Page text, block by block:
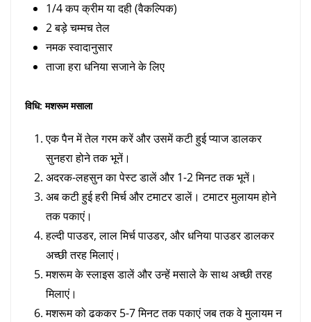
1/4 कप क्रीम या दही (वैकल्पिक)
2 बड़े चम्मच तेल
नमक स्वादानुसार
ताजा हरा धनिया सजाने के लिए
विधि: मशरूम मसाला
एक पैन में तेल गरम करें और उसमें कटी हुई प्याज डालकर
सुनहरा होने तक भूनें।
अदरक-लहसुन का पेस्ट डालें और 1-2 मिनट तक भूनें।
अब कटी हुई हरी मिर्च और टमाटर डालें। टमाटर मुलायम होने
तक पकाएं।
हल्दी पाउडर, लाल मिर्च पाउडर, और धनिया पाउडर डालकर
अच्छी तरह मिलाएं।
मशरूम के स्लाइस डालें और उन्हें मसाले के साथ अच्छी तरह
मिलाएं।
मशरूम को ढककर 5-7 मिनट तक पकाएं जब तक वे मुलायम न